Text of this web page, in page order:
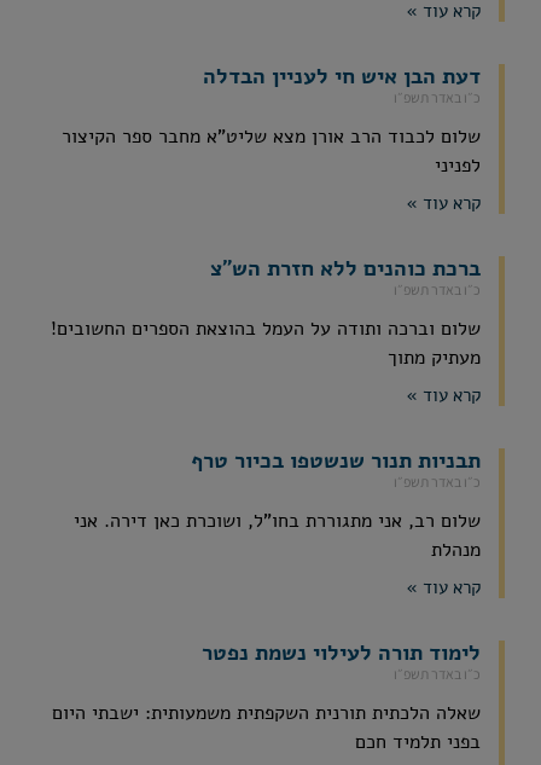
קרא עוד »
דעת הבן איש חי לעניין הבדלה
כ״ו באדר תשפ״ו
שלום לכבוד הרב אורן מצא שליט"א מחבר ספר הקיצור
לפניני
קרא עוד »
ברכת כוהנים ללא חזרת הש"צ
כ״ו באדר תשפ״ו
שלום וברכה ותודה על העמל בהוצאת הספרים החשובים!
מעתיק מתוך
קרא עוד »
תבניות תנור שנשטפו בכיור טרף
כ״ו באדר תשפ״ו
שלום רב, אני מתגוררת בחו"ל, ושוכרת כאן דירה. אני
מנהלת
קרא עוד »
לימוד תורה לעילוי נשמת נפטר
כ״ו באדר תשפ״ו
שאלה הלכתית תורנית השקפתית משמעותית: ישבתי היום
בפני תלמיד חכם